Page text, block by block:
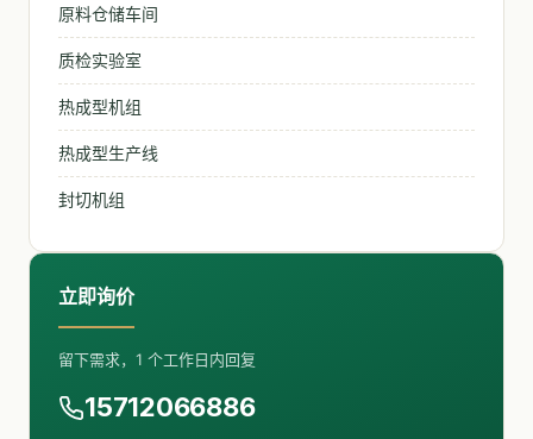
原料仓储车间
质检实验室
热成型机组
热成型生产线
封切机组
立即询价
留下需求，1 个工作日内回复
15712066886